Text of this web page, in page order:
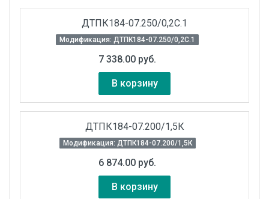
ДТПК184-07.250/0,2С.1
Модификация: ДТПК184-07.250/0,2С.1
7 338.00 руб.
В корзину
ДТПК184-07.200/1,5К
Модификация: ДТПК184-07.200/1,5К
6 874.00 руб.
В корзину